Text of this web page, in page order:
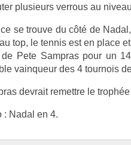
plusieurs verr­ous au
se trouve du côté de
top, le ten­nis est en place
Pete Sampras pour un
vain­queur des 4 tour­nois
de­vrait re­mettre le
: Nadal en 4.